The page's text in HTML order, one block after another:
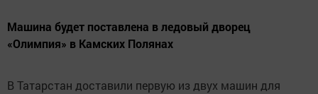
Машина будет поставлена в ледовый дворец
«Олимпия» в Камских Полянах
В Татарстан доставили первую из двух машин для